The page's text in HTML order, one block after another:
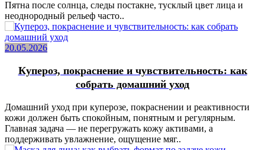
Пятна после солнца, следы постакне, тусклый цвет лица и
неоднородный рельеф часто..
20.05.2026
Купероз, покраснение и чувствительность: как
собрать домашний уход
Домашний уход при куперозе, покраснении и реактивности
кожи должен быть спокойным, понятным и регулярным.
Главная задача — не перегружать кожу активами, а
поддерживать увлажнение, ощущение мяг..